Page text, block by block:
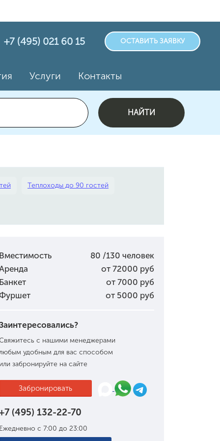
+7 (495) 021 60 15 ОСТАВИТЬ ЗАЯВКУ
Услуги Контакты
НАЙТИ
Теплоходы до 90 гостей
Вместимость
80 /130 человек
от 72000 руб
Банкет
от 7000 руб
от 5000 руб
с нашими менеджерами
удобным для вас способом
или забронируйте на сайте
Забронировать
(495) 132-22-70
Ежедневно с 7:00 до 23:00